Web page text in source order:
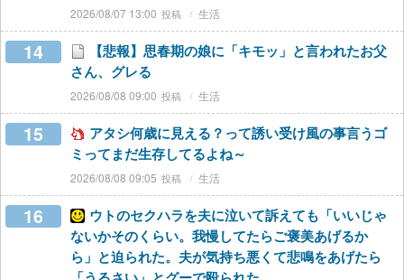
2026/08/07 13:00 生活
14
【悲報】思春期の娘に「キモッ」と言われたお父
さん、グレる
2026/08/08 09:00 生活
15
アタシ何歳に見える？って誘い受け風の事言うゴ
ミってまだ生存してるよね～
2026/08/08 09:05 生活
16
ウトのセクハラを夫に泣いて訴えても「いいじゃ
ないかそのくらい。我慢してたらご褒美あげるか
ら」と迫られた。夫が気持ち悪くて悲鳴をあげたら